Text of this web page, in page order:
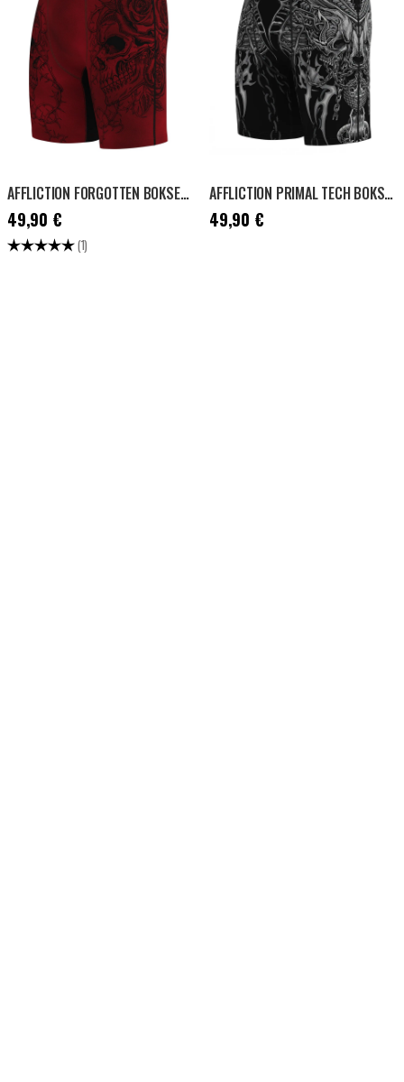
AFFLICTION FORGOTTEN BOKSERI - PUNAINEN
Hinta:49,90 €
49,90 €
Arvio: (1)
AFFLICTION PRIMAL TECH BOKSERI - MUSTA
Hinta:49,90 €
49,90 €